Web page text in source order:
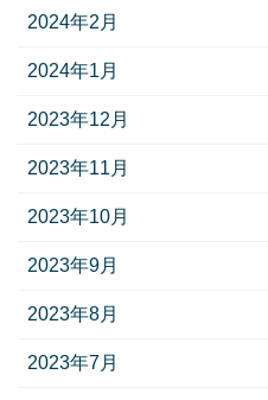
2024年2月
2024年1月
2023年12月
2023年11月
2023年10月
2023年9月
2023年8月
2023年7月